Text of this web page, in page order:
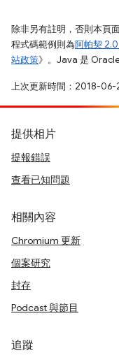
除非另有註明，否則本頁
程式碼範例則為阿帕契
站政策》。Java 是
上次更新時間：2018-06-
提供相片
提報錯誤
查看已知問題
相關內容
Chromium 更新
個案研究
封存
Podcast 與節目
追蹤